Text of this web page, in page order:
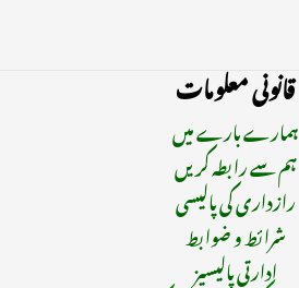
قانونی معلومات
ہمارے بارے میں
ہم سے رابطہ کریں
رازداری کی پالیسی
شرائط و ضوابط
ادارتی پالیسیز